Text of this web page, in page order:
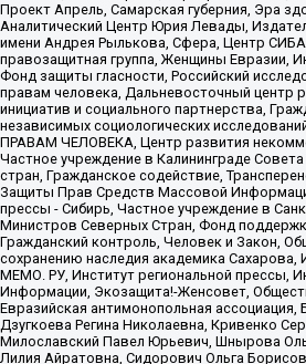
Проект Апрель, Самарская губерния, Эра
Аналитический Центр Юрия Левады,
имени Андрея Рылькова, Сфера, Центр
правозащитная группа, Женщины Евразии,
Фонд защиты гласности, Российский
правам человека, Дальневосточный центр
инициатив и социального партнерства,
независимых социологических
ПРАВАМ ЧЕЛОВЕКА, Центр развития
Частное учреждение в Калининграде
стран, Гражданское содействие,
Защиты Прав Средств Массовой
прессы - Сибирь, Частное учреждение в
Министров Северных Стран, Фонд
Гражданский контроль, Человек и Закон,
сохранению наследия академика Сахарова,
МЕМО. РУ, Институт региональной прессы,
Информации, Экозащита!-Женсовет,
Евразийская антимонопольная
Дзугкоева Регина Николаевна, Кривенко
Милославский Павел Юрьевич, Шнырова
Лилия Айратовна, Сидорович Ольга